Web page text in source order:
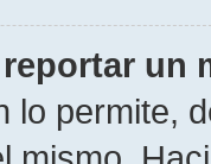
un
lo permite,